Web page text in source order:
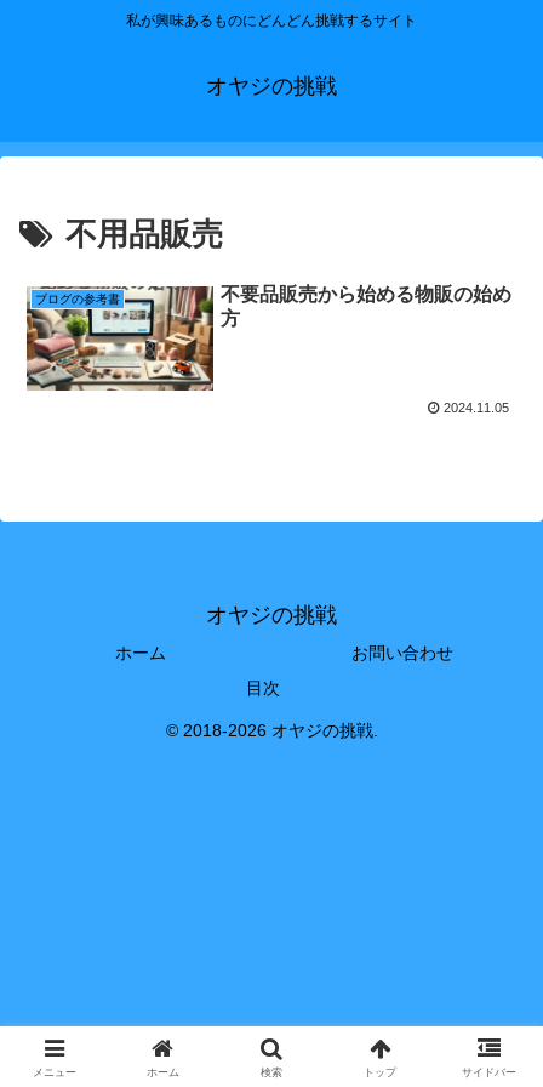
私が興味あるものにどんどん挑戦するサイト
オヤジの挑戦
不用品販売
ブログの参考書
不要品販売から始める物販の始め
方
2024.11.05
オヤジの挑戦
ホーム
お問い合わせ
目次
© 2018-2026 オヤジの挑戦.
メニュー ホーム 検索 トップ サイドバー